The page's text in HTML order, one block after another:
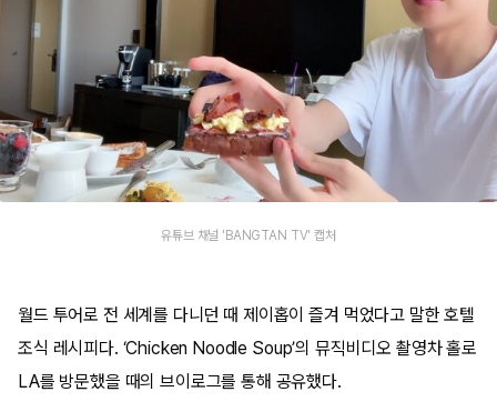
유튜브 채널 'BANGTAN TV' 캡처
월드 투어로 전 세계를 다니던 때 제이홉이 즐겨 먹었다고 말한 호텔
조식 레시피다. ‘Chicken Noodle Soup’의 뮤직비디오 촬영차 홀로
LA를 방문했을 때의 브이로그를 통해 공유했다.